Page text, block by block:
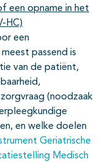
een opname in het
HC)
een
passend is
van de patiënt,
(noodzaak
en welke doelen
Geriatrische
Medisch